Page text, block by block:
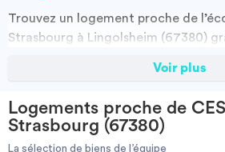
Je cherche un logement
Villes
Trouvez un logement proche de
Strasbourg à Lingolsheim (67380)
Découvrez nos milliers d’offres de
par particuliers, par agences et
tous les choix.
Voir plus
Logements proche de
Strasbourg (67380)
La sélection de biens de l’équipe